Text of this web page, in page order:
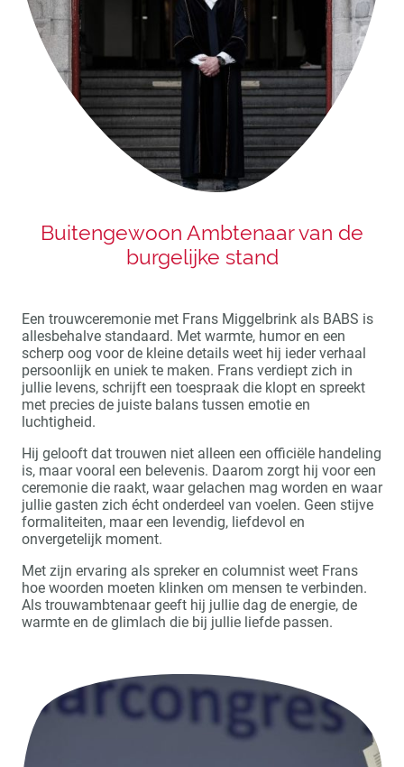
Buitengewoon Ambtenaar van de
burgelijke stand
Een trouwceremonie met Frans Miggelbrink als BABS is
allesbehalve standaard. Met warmte, humor en een
scherp oog voor de kleine details weet hij ieder verhaal
persoonlijk en uniek te maken. Frans verdiept zich in
jullie levens, schrijft een toespraak die klopt en spreekt
met precies de juiste balans tussen emotie en
luchtigheid.
Hij gelooft dat trouwen niet alleen een officiële handeling
is, maar vooral een belevenis. Daarom zorgt hij voor een
ceremonie die raakt, waar gelachen mag worden en waar
jullie gasten zich écht onderdeel van voelen. Geen stijve
formaliteiten, maar een levendig, liefdevol en
onvergetelijk moment.
Met zijn ervaring als spreker en columnist weet Frans
hoe woorden moeten klinken om mensen te verbinden.
Als trouwambtenaar geeft hij jullie dag de energie, de
warmte en de glimlach die bij jullie liefde passen.